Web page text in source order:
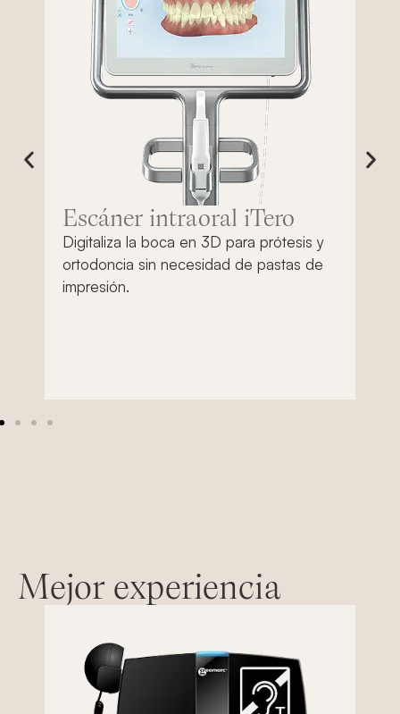
Escáner intraoral iTero​
Digitaliza la boca en 3D para prótesis y
ortodoncia sin necesidad de pastas de
impresión.
Mejor experiencia